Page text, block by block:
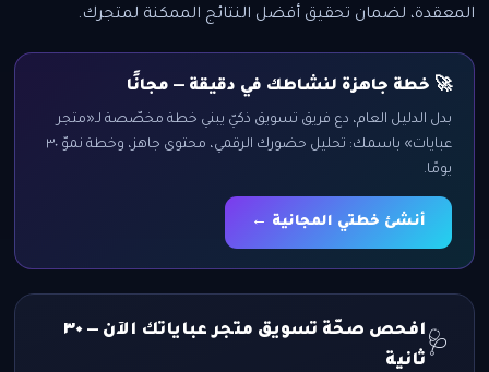
المعقدة، لضمان تحقيق أفضل النتائج الممكنة لمتجرك.
🚀 خطة جاهزة لنشاطك في دقيقة — مجانًا
بدل الدليل العام، دع فريق تسويق ذكيّ يبني خطة مخصّصة لـ«متجر
عبايات» باسمك: تحليل حضورك الرقمي، محتوى جاهز، وخطة نموّ ٣٠
يومًا.
أنشئ خطتي المجانية ←
🩺
افحص صحّة تسويق متجر عباياتك الآن — ٣٠
ثانية